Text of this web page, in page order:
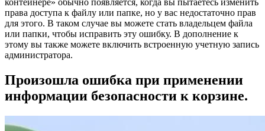
контейнере» обычно появляется, когда вы пытаетесь изменить
права доступа к файлу или папке, но у вас недостаточно прав
для этого. В таком случае вы можете стать владельцем файла
или папки, чтобы исправить эту ошибку. В дополнение к
этому вы также можете включить встроенную учетную запись
администратора.
Произошла ошибка при применении
информации безопасности к корзине.